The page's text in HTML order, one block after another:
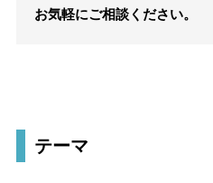
お気軽にご相談ください。
テーマ